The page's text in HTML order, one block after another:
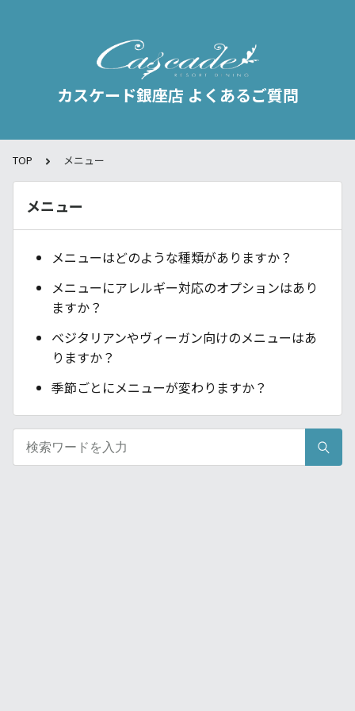
カスケード銀座店 よくあるご質問
TOP メニュー
メニュー
メニューはどのような種類がありますか？
メニューにアレルギー対応のオプションはあり
ますか？
ベジタリアンやヴィーガン向けのメニューはあ
りますか？
季節ごとにメニューが変わりますか？